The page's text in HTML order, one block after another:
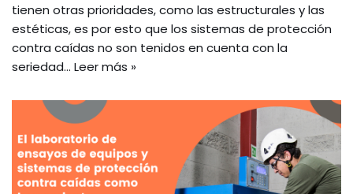
tienen otras prioridades, como las estructurales y las
estéticas, es por esto que los sistemas de protección
contra caídas no son tenidos en cuenta con la
seriedad… Leer más »